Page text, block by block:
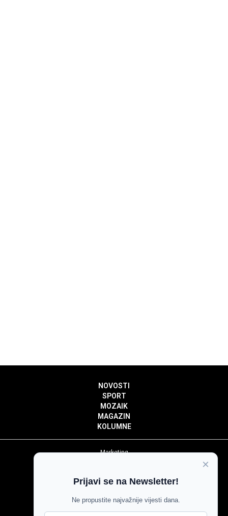
NOVOSTI
SPORT
MOZAIK
MAGAZIN
KOLUMNE
Marketing
Impressum
Pravila komentiranja
Agroglas
×
Prijavi se na Newsletter!
Ne propustite najvažnije vijesti dana.